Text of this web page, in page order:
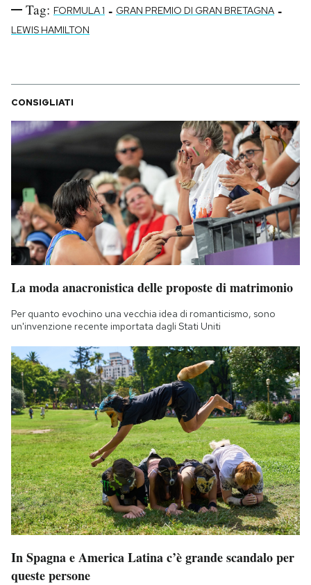
Tag: FORMULA 1 - GRAN PREMIO DI GRAN BRETAGNA -
LEWIS HAMILTON
CONSIGLIATI
La moda anacronistica delle proposte di matrimonio
Per quanto evochino una vecchia idea di romanticismo, sono
un'invenzione recente importata dagli Stati Uniti
In Spagna e America Latina c’è grande scandalo per
queste persone